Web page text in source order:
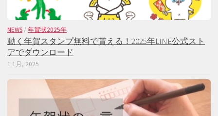
NEWS / 年賀状2025年
動く年賀スタンプ無料で貰える！2025年LINE公式スト
アでダウンロード
1 1月, 2025